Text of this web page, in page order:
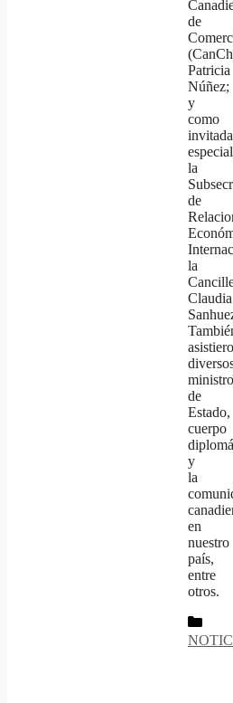
de
Patricia
Núñez;
y
como
invitada
la
de
la
Claudia
de
Estado,
cuerpo
y
la
en
nuestro
país,
entre
otros.